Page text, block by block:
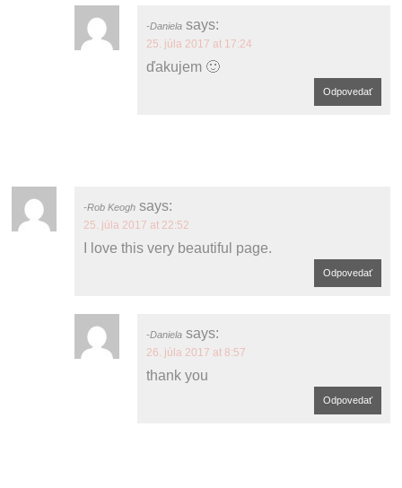
Daniela says:
25. júla 2017 at 17:24
ďakujem 🙂
Odpovedať
Rob Keogh says:
25. júla 2017 at 22:52
I love this very beautiful page.
Odpovedať
Daniela says:
26. júla 2017 at 8:57
thank you
Odpovedať